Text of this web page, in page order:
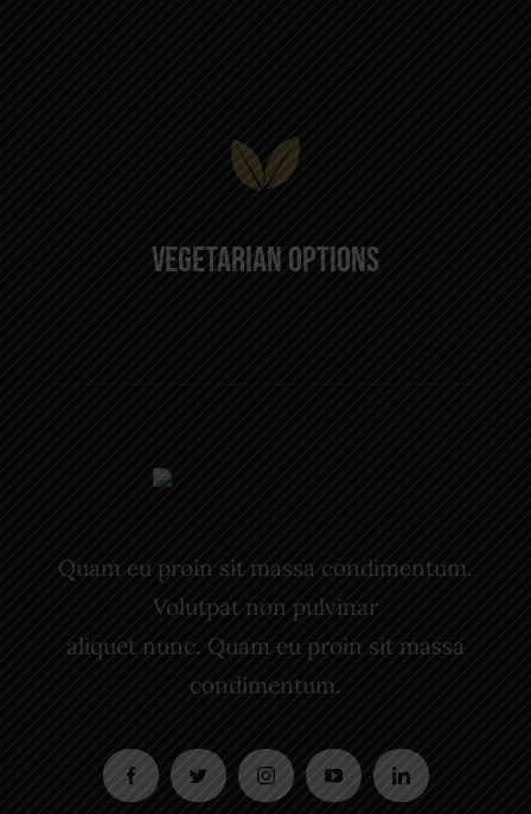
Vegetarian Options
Quam eu proin sit massa condimentum.
Volutpat non pulvinar
aliquet nunc. Quam eu proin sit massa
condimentum.